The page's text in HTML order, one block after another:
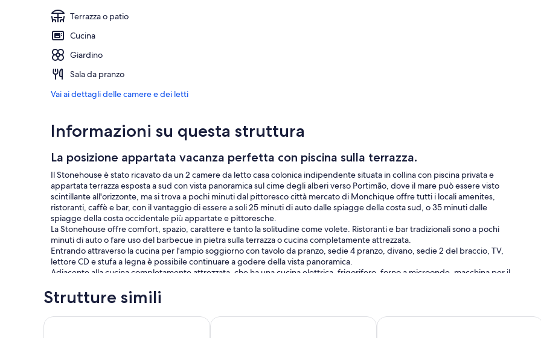
Terrazza o patio
Cucina
Giardino
Sala da pranzo
Vai ai dettagli delle camere e dei letti
Informazioni su questa struttura
La posizione appartata vacanza perfetta con piscina sulla terrazza.
Il Stonehouse è stato ricavato da un 2 camere da letto casa colonica indipendente situata in collina con piscina privata e
appartata terrazza esposta a sud con vista panoramica sul cime degli alberi verso Portimão, dove il mare può essere visto
scintillante all'orizzonte, ma si trova a pochi minuti dal pittoresco città mercato di Monchique offre tutti i locali amenites,
ristoranti, caffè e bar, con il vantaggio di essere a soli 25 minuti di auto dalle spiagge della costa sud, o 35 minuti dalle
spiagge della costa occidentale più appartate e pittoresche.
La Stonehouse offre comfort, spazio, carattere e tanto la solitudine come volete. Ristoranti e bar tradizionali sono a pochi
minuti di auto o fare uso del barbecue in pietra sulla terrazza o cucina completamente attrezzata.
Entrando attraverso la cucina per l'ampio soggiorno con tavolo da pranzo, sedie 4 pranzo, divano, sedie 2 del braccio, TV,
lettore CD e stufa a legna è possibile continuare a godere della vista panoramica.
Adiacente alla cucina completamente attrezzata, che ha una cucina elettrica, frigorifero, forno a microonde, macchina per il
singola.
Al piano inferiore è la camera da letto matrimoniale (5 piedi ampio letto) e bagno (vasca da bagno con doccia e vasca) wc e
lavabo, anche ospita una lavatrice. Tutte le finestre al piano terra sono dotate di zanzariere.
Dall'altra parte della terrazza è una piccola piscina privata, ideale per rinfrescarsi in quelle giornate di sole gloriosamente
Strutture simili
In Portogallo, in Algarve, Villa graziosa a Monchique, con piscina privata.
Villetta con vista mare In Portogallo, in Algarve, Villa a